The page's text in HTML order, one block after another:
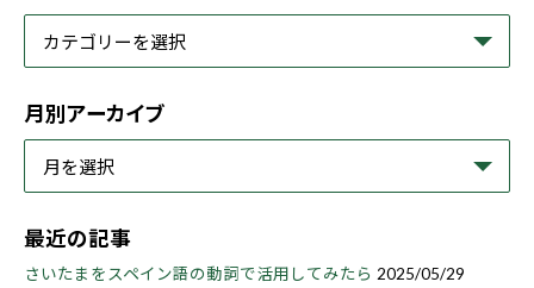
月別アーカイブ
最近の記事
さいたまをスペイン語の動詞で活用してみたら 2025/05/29